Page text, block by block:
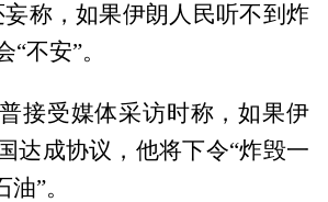
称，如果伊朗人民听不到炸
不安”。
接受媒体采访时称，如果伊
达成协议，他将下令“炸毁一
”。